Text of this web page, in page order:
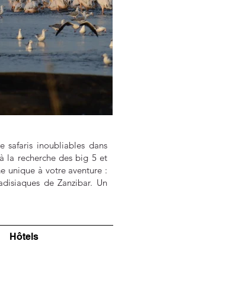
safaris inoubliables dans
la recherche des big 5 et
unique à votre aventure :
de Zanzibar. Un
Hôtels